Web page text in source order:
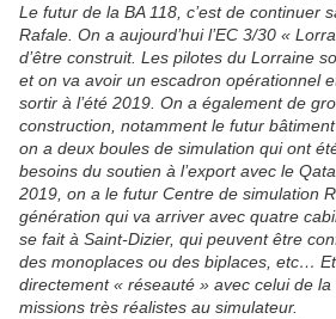
Le futur de la BA 118, c’est de continuer
Rafale. On a aujourd’hui l’EC 3/30 «
d’être construit. Les pilotes du Lorraine
et on va avoir un escadron opérationnel
sortir à l’été 2019. On a également de
construction, notamment le futur
on a deux boules de simulation qui ont
besoins du soutien à l’export avec le
2019, on a le futur Centre de simulation
génération qui va arriver avec quatre
se fait à Saint-Dizier, qui peuvent être
des monoplaces ou des biplaces, etc…
directement « réseauté » avec celui de
missions très réalistes au simulateur.